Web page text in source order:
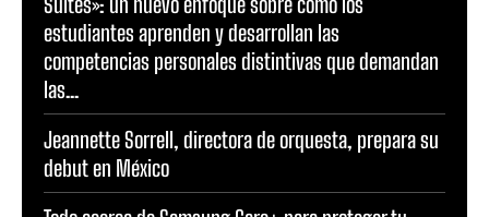
estudiantes aprenden y desarrollan las
competencias personales distintivas que demandan
las...
Jeannette Sorrell, directora de orquesta, prepara su
debut en México